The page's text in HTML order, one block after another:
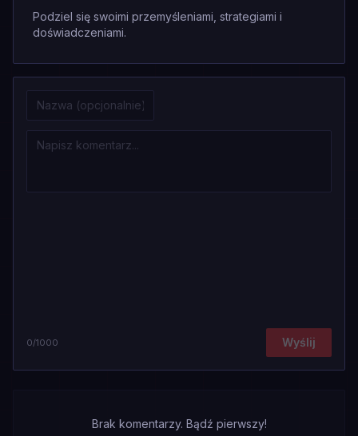
Podziel się swoimi przemyśleniami, strategiami i
doświadczeniami.
0/1000 Wyślij
Brak komentarzy. Bądź pierwszy!